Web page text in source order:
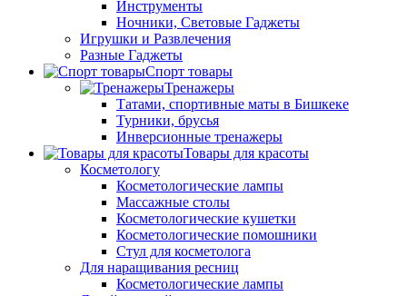
Инструменты
Ночники, Световые Гаджеты
Игрушки и Развлечения
Разные Гаджеты
Спорт товары
Тренажеры
Татами, спортивные маты в Бишкеке
Турники, брусья
Инверсионные тренажеры
Товары для красоты
Косметологу
Косметологические лампы
Массажные столы
Косметологические кушетки
Косметологические помошники
Стул для косметолога
Для наращивания ресниц
Косметологические лампы